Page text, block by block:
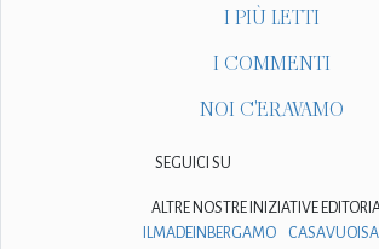
I PIÙ LETTI
I COMMENTI
NOI C'ERAVAMO
SEGUICI SU
ALTRE NOSTRE INIZIATIVE
ILMADEINBERGAMO